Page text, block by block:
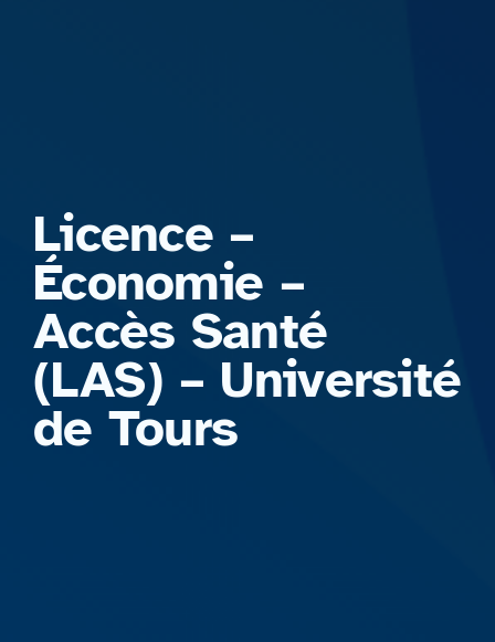
Licence –
Économie –
Accès Santé
(LAS) – Université
de Tours